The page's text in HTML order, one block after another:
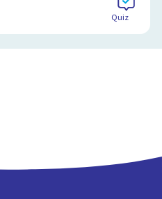
Quiz